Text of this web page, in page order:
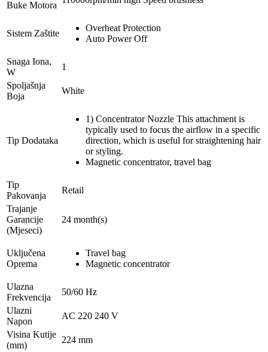
Buke Motora
Sistem Zaštite
Overheat Protection
Auto Power Off
Snaga Iona,
W
1
Spoljašnja
Boja
White
Tip Dodataka
1) Concentrator Nozzle This attachment is
typically used to focus the airflow in a specific
direction, which is useful for straightening hair
or styling.
Magnetic concentrator, travel bag
Tip
Pakovanja
Retail
Trajanje
Garancije
(Mjeseci)
24 month(s)
Uključena
Oprema
Travel bag
Magnetic concentrator
Ulazna
Frekvencija
50/60 Hz
Ulazni
Napon
AC 220 240 V
Visina Kutije
(mm)
224 mm